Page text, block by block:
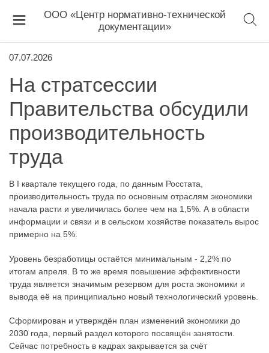
ООО «Центр нормативно-технической
документации»
07.07.2026
На стратсессии
Правительства обсудили
производительность
труда
В I квартале текущего года, по данным Росстата,
производительность труда по основным отраслям экономики
начала расти и увеличилась более чем на 1,5%. А в области
информации и связи и в сельском хозяйстве показатель вырос
примерно на 5%.
Уровень безработицы остаётся минимальным - 2,2% по
итогам апреля. В то же время повышение эффективности
труда является значимым резервом для роста экономики и
вывода её на принципиально новый технологический уровень.
Сформирован и утверждён план изменений экономики до
2030 года, первый раздел которого посвящён занятости.
Сейчас потребность в кадрах закрывается за счёт